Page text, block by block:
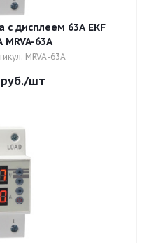
дисплеем 63A EKF
MRVA-63A
MRVA-63A
/шт